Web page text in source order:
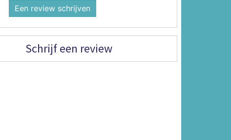
Een review schrijven
Schrijf een review